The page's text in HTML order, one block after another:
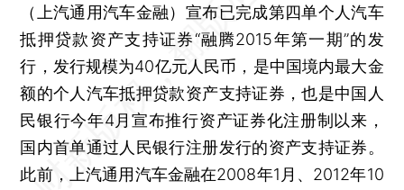
（上汽通用汽车金融）宣布已完成第四单个人汽车
抵押贷款资产支持证券“融腾2015年第一期”的发
行，发行规模为40亿元人民币，是中国境内最大金
额的个人汽车抵押贷款资产支持证券，也是中国人
民银行今年4月宣布推行资产证券化注册制以来，
国内首单通过人民银行注册发行的资产支持证券。
此前，上汽通用汽车金融在2008年1月、2012年10